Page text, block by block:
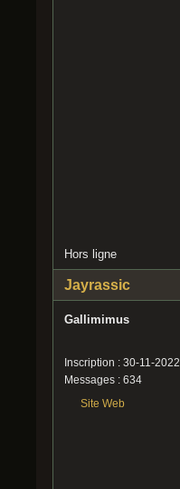
Hors ligne
Jayrassic
Gallimimus
Inscription : 30-11-2022
Messages : 634
Site Web